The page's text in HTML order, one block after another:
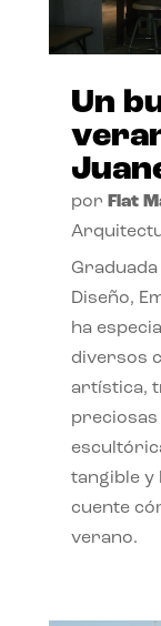
Un
por Flat
Diseño,
ha
diversos
artística,
preciosas
tangible y
cuente
verano.